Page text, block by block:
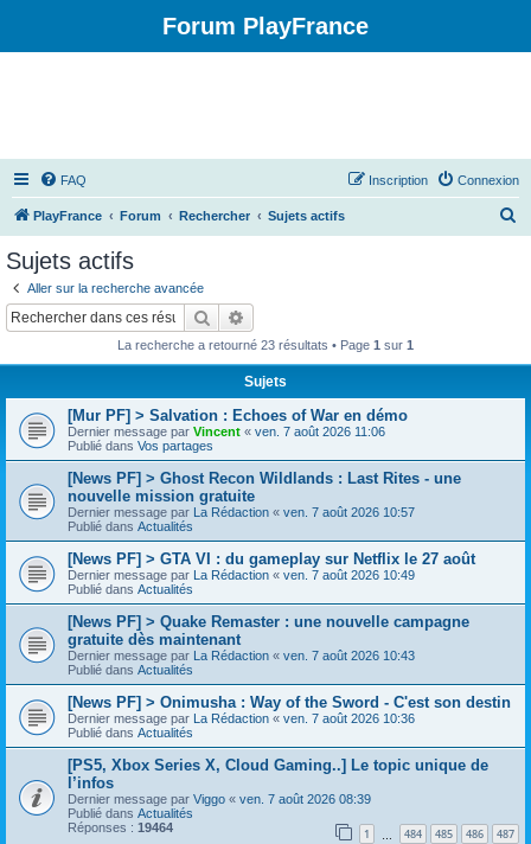
Forum PlayFrance
FAQ Connexion
Inscription
PlayFrance Forum Rechercher Sujets actifs
Sujets actifs
Aller sur la recherche avancée
Rechercher
La recherche a retourné 23 résultats • Page 1 sur 1
Sujets
[Mur PF] > Salvation : Echoes of War en démo
Dernier message par Vincent « ven. 7 août 2026 11:06
Publié dans Vos partages
[News PF] > Ghost Recon Wildlands : Last Rites - une
nouvelle mission gratuite
Dernier message par La Rédaction « ven. 7 août 2026 10:57
Publié dans Actualités
[News PF] > GTA VI : du gameplay sur Netflix le 27 août
Dernier message par La Rédaction « ven. 7 août 2026 10:49
Publié dans Actualités
[News PF] > Quake Remaster : une nouvelle campagne
gratuite dès maintenant
Dernier message par La Rédaction « ven. 7 août 2026 10:43
Publié dans Actualités
[News PF] > Onimusha : Way of the Sword - C'est son destin
Dernier message par La Rédaction « ven. 7 août 2026 10:36
Publié dans Actualités
[PS5, Xbox Series X, Cloud Gaming..] Le topic unique de
l’infos
Dernier message par Viggo « ven. 7 août 2026 08:39
Publié dans Actualités
Réponses : 19464 1 484 485 486 487